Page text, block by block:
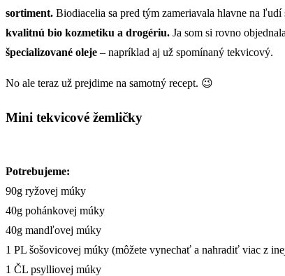
sortiment. Biodiacelia sa pred tým zameriavala hlavne na
kvalitnú bio kozmetiku a drogériu. Ja som si rovno
špecializované oleje – napríklad aj už spomínaný tekvicový.
No ale teraz už prejdime na samotný recept. 😉
Mini tekvicové žemličky
Potrebujeme:
90g ryžovej múky
40g pohánkovej múky
40g mandľovej múky
1 PL šošovicovej múky (môžete vynechať a nahradiť viac z
1 ČL psylliovej múky